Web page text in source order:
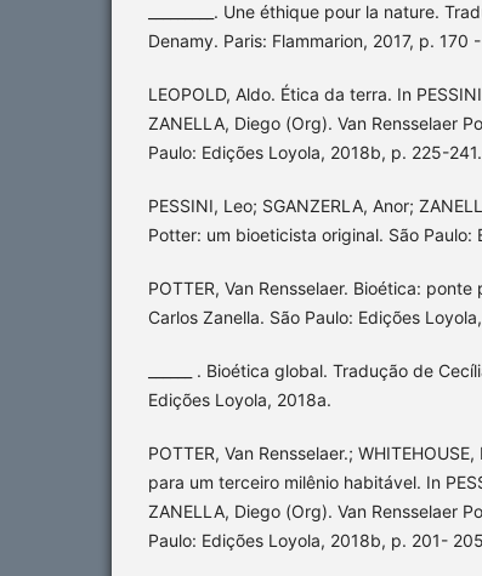
_________. Une éthique pour la nature.
Denamy. Paris: Flammarion, 2017, p. 170
LEOPOLD, Aldo. Ética da terra. In
ZANELLA, Diego (Org). Van Rensselaer
Paulo: Edições Loyola, 2018b, p. 225-241.
PESSINI, Leo; SGANZERLA, Anor;
Potter: um bioeticista original. São Paulo:
POTTER, Van Rensselaer. Bioética:
Carlos Zanella. São Paulo: Edições
______ . Bioética global. Tradução de
Edições Loyola, 2018a.
POTTER, Van Rensselaer.;
para um terceiro milênio habitável. In
ZANELLA, Diego (Org). Van Rensselaer
Paulo: Edições Loyola, 2018b, p. 201-